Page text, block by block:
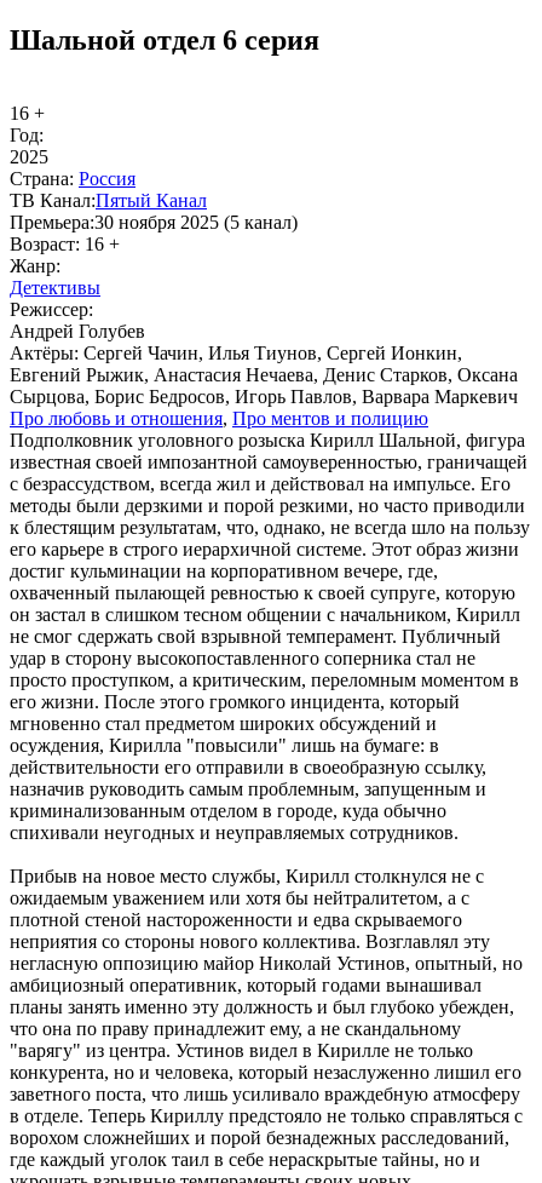
Шальной отдел 6 серия
16 +
Год:
2025
Стра­на: Рос­сия
ТВ Ка­нал:Пя­тый Ка­нал
Пре­мье­ра:30 ноября 2025 (5 канал)
Воз­раст: 16 +
Жанр:
Де­тек­ти­вы
Ре­жис­сер:
Андрей Голубев
Ак­тё­ры: Сергей Чачин, Илья Тиунов, Сергей Ионкин,
Евгений Рыжик, Анастасия Нечаева, Денис Старков, Оксана
Сырцова, Борис Бедросов, Игорь Павлов, Варвара Маркевич
Про лю­бовь и от­но­ше­ния, Про мен­тов и по­ли­цию
Подполковник уголовного розыска Кирилл Шальной, фигура
известная своей импозантной самоуверенностью, граничащей
с безрассудством, всегда жил и действовал на импульсе. Его
методы были дерзкими и порой резкими, но часто приводили
к блестящим результатам, что, однако, не всегда шло на пользу
его карьере в строго иерархичной системе. Этот образ жизни
достиг кульминации на корпоративном вечере, где,
охваченный пылающей ревностью к своей супруге, которую
он застал в слишком тесном общении с начальником, Кирилл
не смог сдержать свой взрывной темперамент. Публичный
удар в сторону высокопоставленного соперника стал не
просто проступком, а критическим, переломным моментом в
его жизни. После этого громкого инцидента, который
мгновенно стал предметом широких обсуждений и
осуждения, Кирилла "повысили" лишь на бумаге: в
действительности его отправили в своеобразную ссылку,
назначив руководить самым проблемным, запущенным и
криминализованным отделом в городе, куда обычно
спихивали неугодных и неуправляемых сотрудников.
Прибыв на новое место службы, Кирилл столкнулся не с
ожидаемым уважением или хотя бы нейтралитетом, а с
плотной стеной настороженности и едва скрываемого
неприятия со стороны нового коллектива. Возглавлял эту
негласную оппозицию майор Николай Устинов, опытный, но
амбициозный оперативник, который годами вынашивал
планы занять именно эту должность и был глубоко убежден,
что она по праву принадлежит ему, а не скандальному
"варягу" из центра. Устинов видел в Кирилле не только
конкурента, но и человека, который незаслуженно лишил его
заветного поста, что лишь усиливало враждебную атмосферу
в отделе. Теперь Кириллу предстояло не только справляться с
ворохом сложнейших и порой безнадежных расследований,
где каждый уголок таил в себе нераскрытые тайны, но и